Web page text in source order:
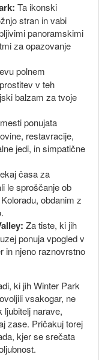
Ta ikonski
stran in vabi
panoramskimi
za opazovanje
polnem
v teh
balzam za tvoje
ponujata
restavracije,
jedi, in simpatične
časa za
le sproščanje ob
obdanim z
Za tiste, ki jih
ponuja vpogled v
in njeno raznovrstno
ki jih Winter Park
vsakogar, ne
ljubitelj narave,
zase. Pričakuj torej
kjer se srečata